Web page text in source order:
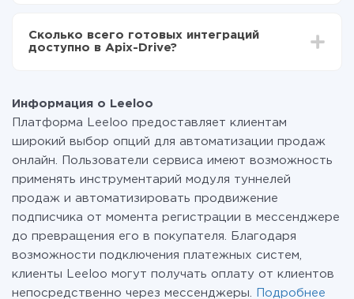
функционал. Вы оплачиваете только количество
данных, которые по факту передаются из одной
перейти на платный, при необходимости. Подробнее
о тарифах .
Сколько всего готовых интеграций
доступно в Apix-Drive?
Информация о Leeloo
Платформа Leeloo предоставляет клиентам
широкий выбор опций для автоматизации продаж
онлайн. Пользователи сервиса имеют возможность
применять инструментарий модуля туннелей
продаж и автоматизировать продвижение
подписчика от момента регистрации в мессенджере
до превращения его в покупателя. Благодаря
возможности подключения платежных систем,
клиенты Leeloo могут получать оплату от клиентов
непосредственно через мессенджеры.
Подробнее